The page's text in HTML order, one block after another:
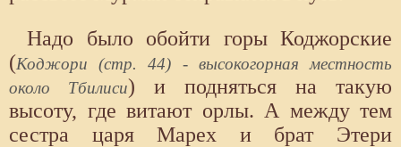
Надо было обойти горы Коджорские
(Коджори (стр. 44) - высокогорная местность
около Тбилиси) и подняться на такую
высоту, где витают орлы. А между тем
сестра царя Марех и брат Этери